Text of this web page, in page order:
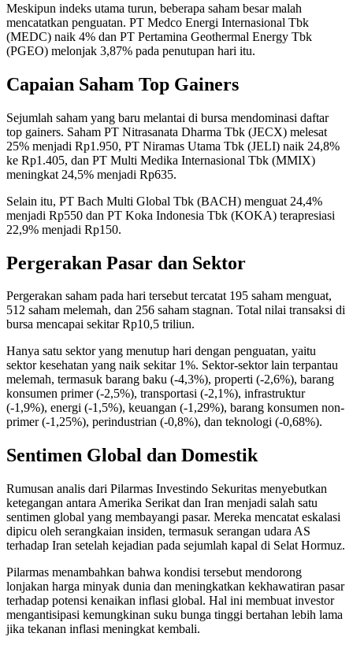
Meskipun indeks utama turun, beberapa saham besar malah
mencatatkan penguatan. PT Medco Energi Internasional Tbk
(MEDC) naik 4% dan PT Pertamina Geothermal Energy Tbk
(PGEO) melonjak 3,87% pada penutupan hari itu.
Capaian Saham Top Gainers
Sejumlah saham yang baru melantai di bursa mendominasi daftar
top gainers. Saham PT Nitrasanata Dharma Tbk (JECX) melesat
25% menjadi Rp1.950, PT Niramas Utama Tbk (JELI) naik 24,8%
ke Rp1.405, dan PT Multi Medika Internasional Tbk (MMIX)
meningkat 24,5% menjadi Rp635.
Selain itu, PT Bach Multi Global Tbk (BACH) menguat 24,4%
menjadi Rp550 dan PT Koka Indonesia Tbk (KOKA) terapresiasi
22,9% menjadi Rp150.
Pergerakan Pasar dan Sektor
Pergerakan saham pada hari tersebut tercatat 195 saham menguat,
512 saham melemah, dan 256 saham stagnan. Total nilai transaksi di
bursa mencapai sekitar Rp10,5 triliun.
Hanya satu sektor yang menutup hari dengan penguatan, yaitu
sektor kesehatan yang naik sekitar 1%. Sektor-sektor lain terpantau
melemah, termasuk barang baku (-4,3%), properti (-2,6%), barang
konsumen primer (-2,5%), transportasi (-2,1%), infrastruktur
(-1,9%), energi (-1,5%), keuangan (-1,29%), barang konsumen non-
primer (-1,25%), perindustrian (-0,8%), dan teknologi (-0,68%).
Sentimen Global dan Domestik
Rumusan analis dari Pilarmas Investindo Sekuritas menyebutkan
ketegangan antara Amerika Serikat dan Iran menjadi salah satu
sentimen global yang membayangi pasar. Mereka mencatat eskalasi
dipicu oleh serangkaian insiden, termasuk serangan udara AS
terhadap Iran setelah kejadian pada sejumlah kapal di Selat Hormuz.
Pilarmas menambahkan bahwa kondisi tersebut mendorong
lonjakan harga minyak dunia dan meningkatkan kekhawatiran pasar
terhadap potensi kenaikan inflasi global. Hal ini membuat investor
mengantisipasi kemungkinan suku bunga tinggi bertahan lebih lama
jika tekanan inflasi meningkat kembali.